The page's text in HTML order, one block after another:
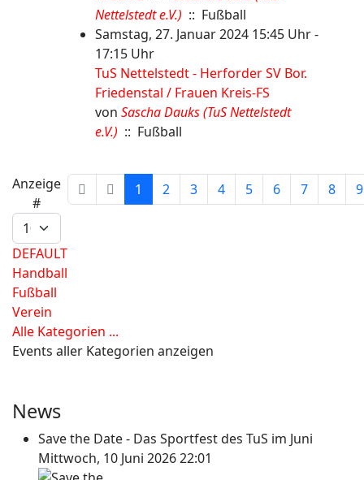
Nettelstedt e.V.) :: Fußball
Samstag, 27. Januar 2024 15:45 Uhr -
17:15 Uhr
TuS Nettelstedt - Herforder SV Bor.
Friedenstal / Frauen Kreis-FS
von Sascha Dauks (TuS Nettelstedt
e.V.) :: Fußball
Limite der Paginierungsliste
Anzeige
#
1 2 3 4 5 6 7 8 9
DEFAULT
Handball
Fußball
Verein
Alle Kategorien ...
Events aller Kategorien anzeigen
News
Save the Date - Das Sportfest des TuS im Juni
Mittwoch, 10 Juni 2026 22:01